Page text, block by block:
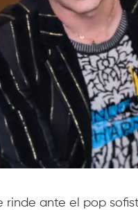
rinde ante el pop